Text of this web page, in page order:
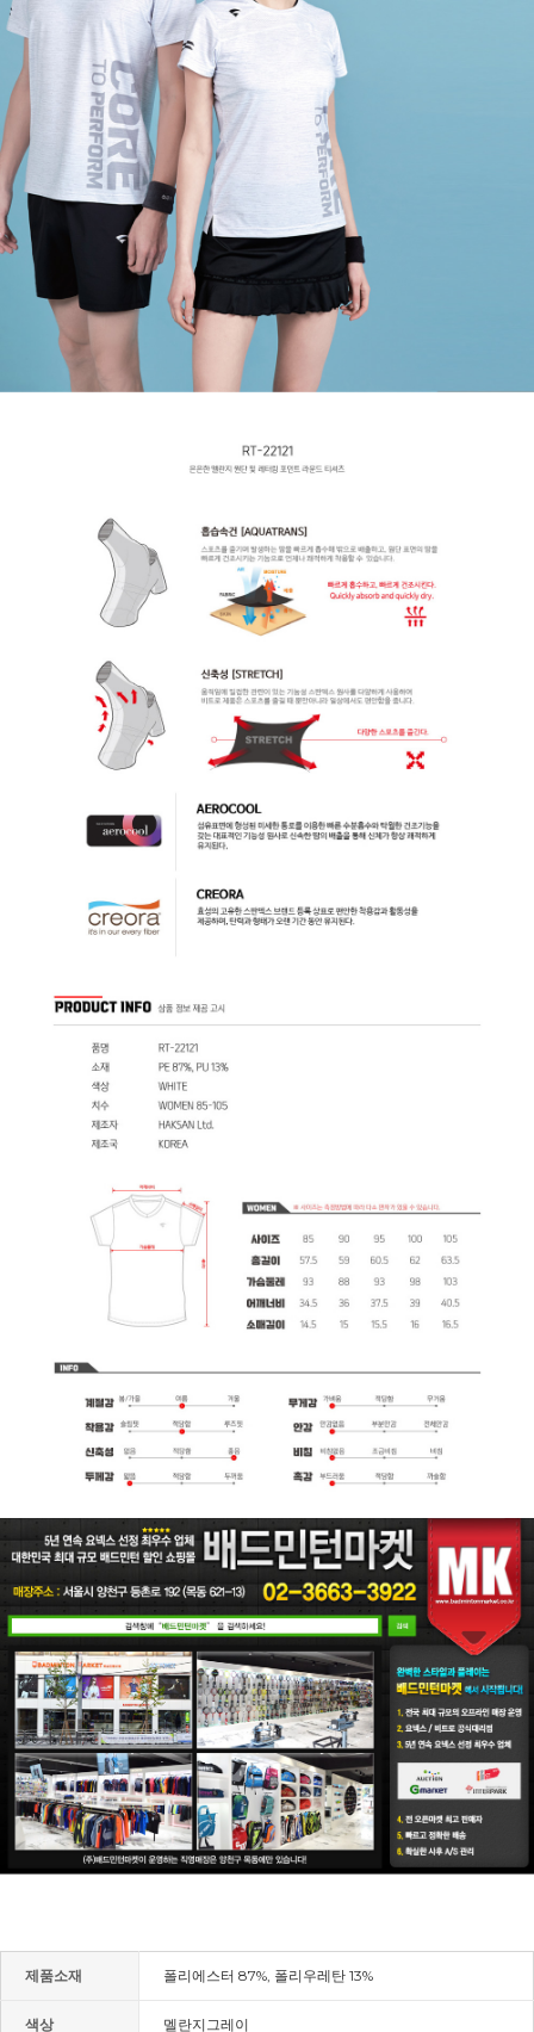
제품소재 폴리에스터 87%, 폴리우레탄 13%
색상 멜란지그레이